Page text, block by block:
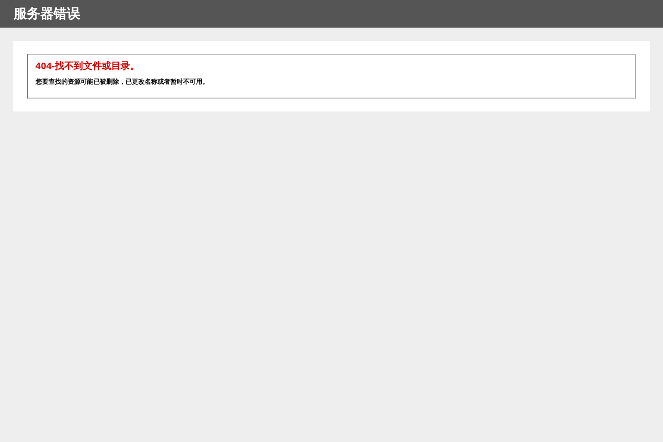
服务器错误
404-找不到文件或目录。
您要查找的资源可能已被删除，已更改名称或者暂时不可用。